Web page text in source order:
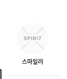
스마일러